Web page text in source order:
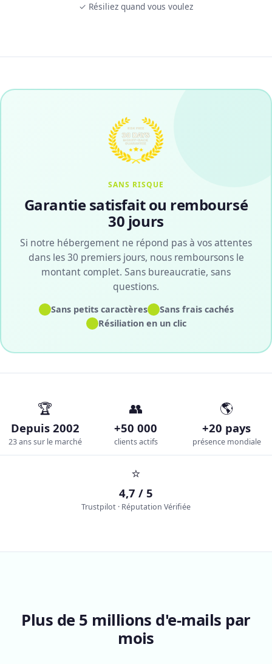
✓ Résiliez quand vous voulez
SANS RISQUE
Garantie satisfait ou remboursé
30 jours
Si notre hébergement ne répond pas à vos attentes
dans les 30 premiers jours, nous remboursons le
montant complet. Sans bureaucratie, sans
questions.
✓Sans petits caractères✓Sans frais cachés
✓Résiliation en un clic
🏆
Depuis 2002
23 ans sur le marché
👥
+50 000
clients actifs
🌎
+20 pays
présence mondiale
⭐
4,7 / 5
Trustpilot · Réputation Vérifiée
Plus de 5 millions d'e-mails par
mois